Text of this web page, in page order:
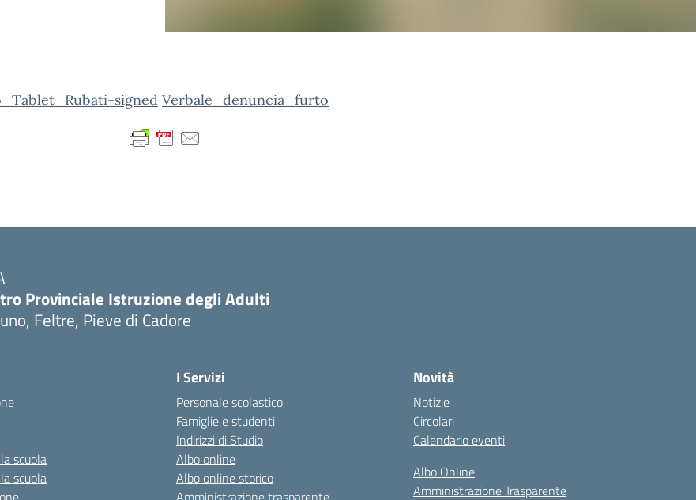
signed Verbale_denuncia_furto
Provinciale Istruzione degli Adulti
Feltre, Pieve di Cadore
scuola
scuola
I Servizi
Personale scolastico
Famiglie e studenti
Indirizzi di Studio
Albo online
Albo online storico
Novità
Notizie
Circolari
Calendario eventi
Albo Online
Amministrazione Trasparente